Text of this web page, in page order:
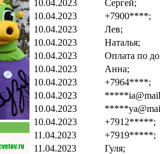
10.04.2023
Сергей;
10.04.2023
+7900****;
10.04.2023
Лев;
10.04.2023
Наталья;
10.04.2023
Оплата по
10.04.2023
Анна;
10.04.2023
+7964****;
10.04.2023
10.04.2023
10.04.2023
+7912*****;
11.04.2023
+7919*****;
11.04.2023
Гуля;